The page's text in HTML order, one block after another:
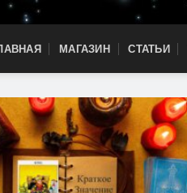
МАГАЗИН СТАТЬИ